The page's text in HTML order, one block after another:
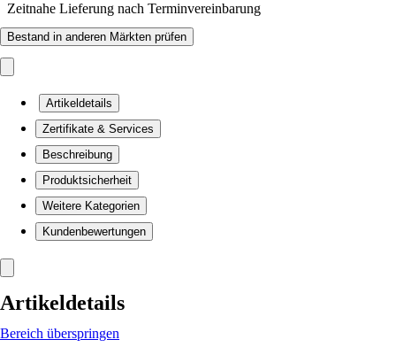
Zeitnahe Lieferung nach Terminvereinbarung
Bestand in anderen Märkten prüfen
Artikeldetails
Zertifikate & Services
Beschreibung
Produktsicherheit
Weitere Kategorien
Kundenbewertungen
Artikeldetails
Bereich überspringen